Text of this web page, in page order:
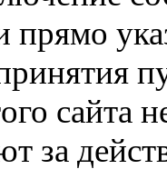
прямо
сайта
за